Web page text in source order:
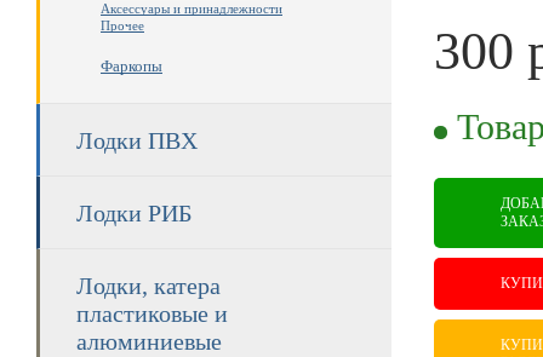
Аксессуары и принадлежности
Прочее
Фаркопы
Лодки ПВХ
Лодки РИБ
Лодки, катера
пластиковые и
алюминиевые
300